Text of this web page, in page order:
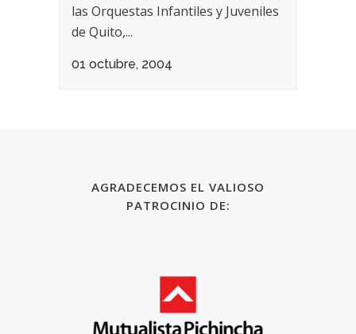
las Orquestas Infantiles y Juveniles
de Quito,...
01 octubre, 2004
AGRADECEMOS EL VALIOSO
PATROCINIO DE: